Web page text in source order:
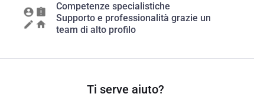
Competenze specialistiche
Supporto e professionalità grazie un
team di alto profilo
Ti serve aiuto?